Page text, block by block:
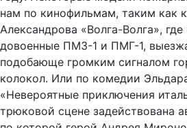
нам по кинофильмам, таким как
Александрова «Волга-Волга»,
довоенные ПМЗ-1 и ПМГ-1,
подобающе громким сигналом
колокол. Или по комедии
«Невероятные приключения
трюковой сцене задействована